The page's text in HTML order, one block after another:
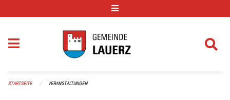
STARTSEITE VERANSTALTUNGEN